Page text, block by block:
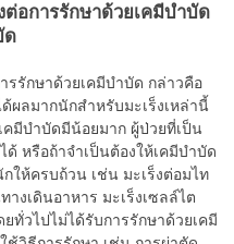
อการรักษาด้วยเคมีบำบัด
ด
กษาด้วยเคมีบำบัด กล่าวคือ
ผลมากนักสำหรับมะเร็งเหล่านี้
มีบำบัดมีน้อยมาก ผู้ป่วยที่เป็น
ด้ หรือถ้าจำเป็นต้องให้เคมีบำบัด
ให้ครบถ้วน เช่น มะเร็งต่อมไท
งเดินอาหาร มะเร็งเซลล์ไต
ทั่วไปไม่ได้รับการรักษาด้วยเคมี